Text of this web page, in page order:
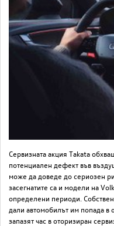
Сервизната акция Takata
потенциален дефект във
може да доведе до сериозен
засегнатите са и модели на
определени периоди.
дали автомобилът им попада в
запазят час в оторизиран